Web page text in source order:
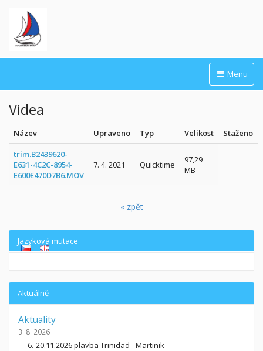
Menu
Videa
Název Upraveno Typ Velikost
Staženo
trim.B2439620-
E631-4C2C-8954-
E600E470D7B6.MOV
7. 4. 2021 Quicktime
97,29
MB
« zpět
Jazyková mutace
Aktuálně
Aktuality
3. 8. 2026
6.-20.11.2026 plavba Trinidad - Martinik